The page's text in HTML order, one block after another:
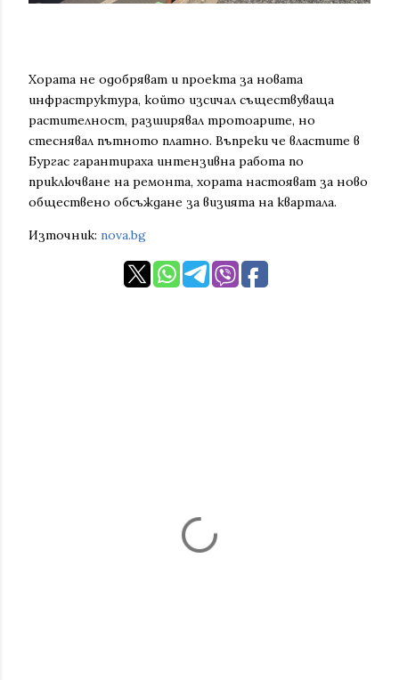
Хората не одобряват и проекта за новата
инфраструктура, който изсичал съществуваща
растителност, разширявал тротоарите, но
стеснявал пътното платно. Въпреки че властите в
Бургас гарантираха интензивна работа по
приключване на ремонта, хората настояват за ново
обществено обсъждане за визията на квартала.
Източник: nova.bg